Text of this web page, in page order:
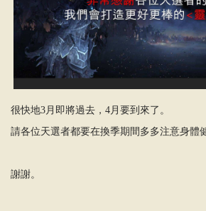
很快地3月即將過去，4月要到來了。
請各位天選者都要在換季期間多多注意身體
謝謝。